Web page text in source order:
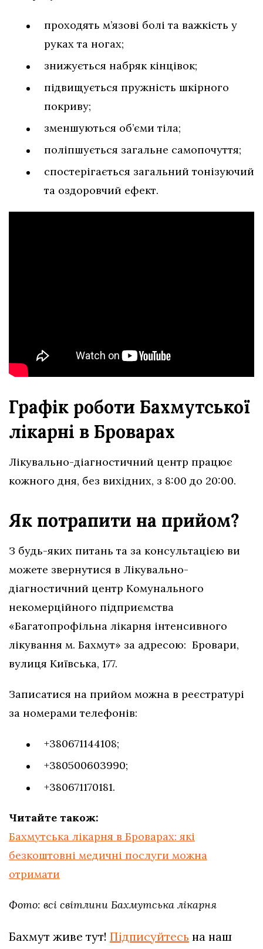
проходять м’язові болі та важкість у
руках та ногах;
знижується набряк кінцівок;
підвищується пружність шкірного
покриву;
зменшуються об’єми тіла;
поліпшується загальне самопочуття;
спостерігається загальний тонізуючий
та оздоровчий ефект.
Графік роботи Бахмутської
лікарні в Броварах
Лікувально-діагностичний центр працює
кожного дня, без вихідних, з 8:00 до 20:00.
Як потрапити на прийом?
З будь-яких питань та за консультацією ви
можете звернутися в Лікувально-
діагностичний центр Комунального
некомерційного підприємства
«Багатопрофільна лікарня інтенсивного
лікування м. Бахмут» за адресою: Бровари,
вулиця Київська, 177.
Записатися на прийом можна в реєстратурі
за номерами телефонів:
+380671144108;
+380500603990;
+380671170181.
Читайте також:
Бахмутська лікарня в Броварах: які
безкоштовні медичні послуги можна
отримати
Фото: всі світлини Бахмутська лікарня
Бахмут живе тут! Підписуйтесь на наш